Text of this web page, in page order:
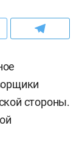
стороны.